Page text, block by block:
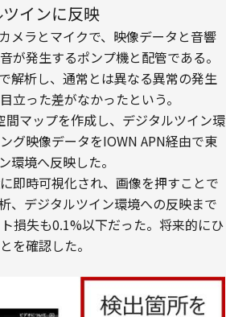
インに反映
メラとマイクで、映像データと音響
発生するポンプ機と配管である。
解析し、通常とは異なる異常の発生
った差がなかったという。
マップを作成し、デジタルツイン環
グ映像データをIOWN APN経由で東
境へ反映した。
即時可視化され、画像を押すことで
、デジタルツイン環境への反映まで
損失も0.1%以下だった。将来的にひ
を確認した。